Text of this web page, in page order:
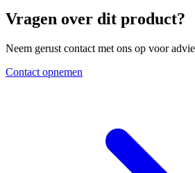
Vragen over dit product?
Neem gerust contact met ons op voor
Contact opnemen